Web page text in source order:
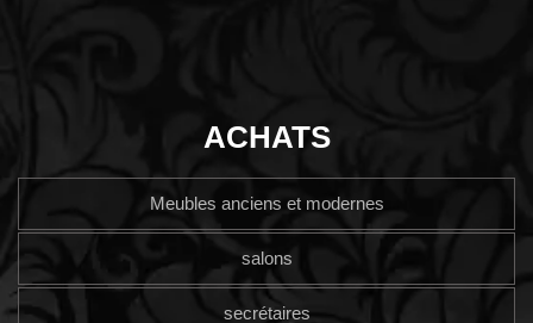
ACHATS
Meubles anciens et modernes
salons
secrétaires